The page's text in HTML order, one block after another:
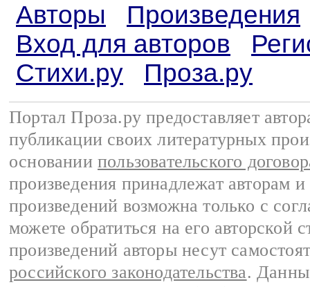
Авторы
Произведения
Вход для авторов
Стихи.ру
Проза.ру
Портал Проза.ру предоставляет
публикации своих литературных
основании пользовательского
произведения принадлежат авторам
произведений возможна только с
можете обратиться на его авторской
произведений авторы несут
российского законодательства.